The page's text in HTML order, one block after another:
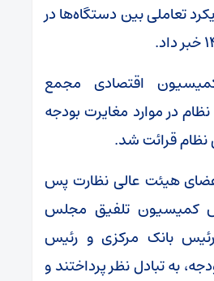
تعاملی بین دستگاه‌ها در
اقتصادی مجمع
در موارد مغایرت بودجه
قرائت شد.
هیئت عالی نظارت پس
کمیسیون تلفیق مجلس
بانک مرکزی و رئیس
به تبادل نظر پرداختند و